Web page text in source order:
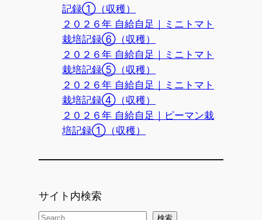
記録①（収穫）
２０２６年 自給自足｜ミニトマト
栽培記録⑥（収穫）
２０２６年 自給自足｜ミニトマト
栽培記録⑤（収穫）
２０２６年 自給自足｜ミニトマト
栽培記録④（収穫）
２０２６年 自給自足｜ピーマン栽
培記録①（収穫）
サイト内検索
検索